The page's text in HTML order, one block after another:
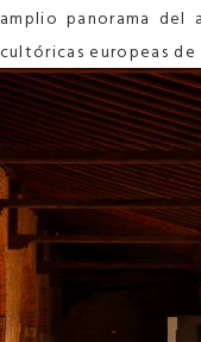
panorama
europeas